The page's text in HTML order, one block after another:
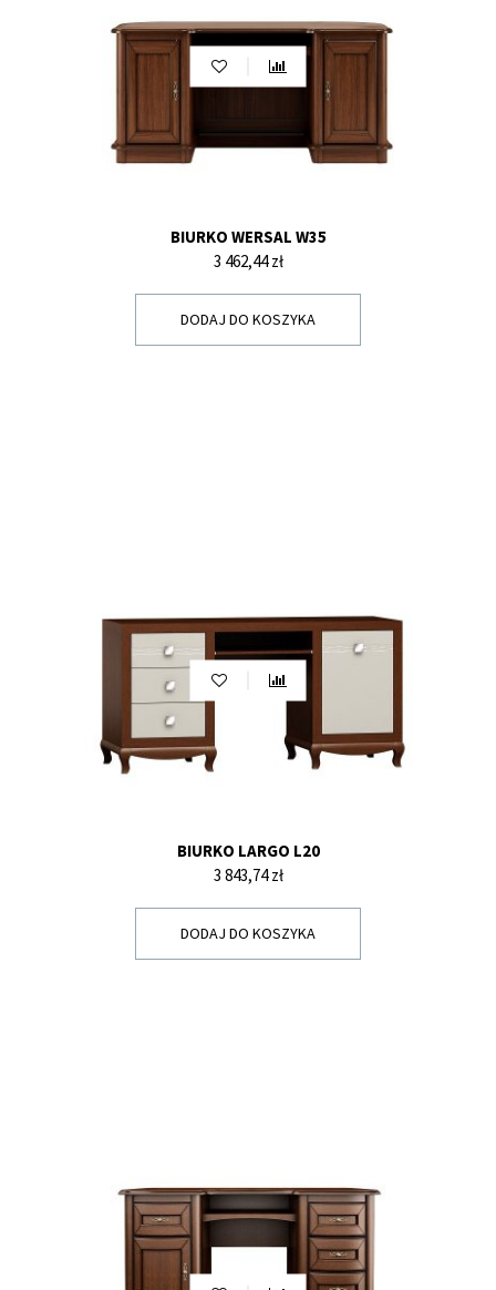
BIURKO WERSAL W35
Cena
3 462,44 zł
DODAJ DO KOSZYKA
BIURKO LARGO L20
Cena
3 843,74 zł
DODAJ DO KOSZYKA